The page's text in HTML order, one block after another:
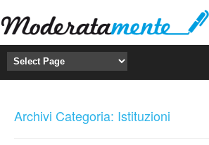
Archivi Categoria: Istituzioni